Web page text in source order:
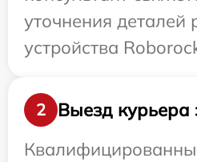
уточнения
устройства
2
Выезд курьера